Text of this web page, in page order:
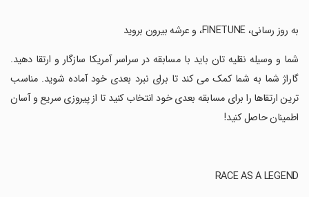
‏به روز رسانی، FINETUNE، و عرشه بیرون بروید
‏شما و وسیله نقلیه تان باید با مسابقه در سراسر آمریکا سازگار و ارتقا دهید.
گاراژ شما به شما کمک می کند تا برای نبرد بعدی خود آماده شوید. مناسب
ترین ارتقاها را برای مسابقه بعدی خود انتخاب کنید تا از پیروزی سریع و آسان
اطمینان حاصل کنید!